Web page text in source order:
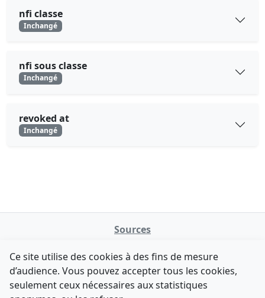
nfi classe
Inchangé
nfi sous classe
Inchangé
revoked at
Inchangé
Sources
data.gouv.fr
Legifrance - API
Comment avez-vous découvert NATINFo ?
Ce site utilise des cookies à des fins de mesure
d’audience. Vous pouvez accepter tous les cookies,
seulement ceux nécessaires aux statistiques